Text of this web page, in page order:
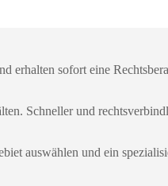
erhalten sofort eine
Schneller und
auswählen und ein